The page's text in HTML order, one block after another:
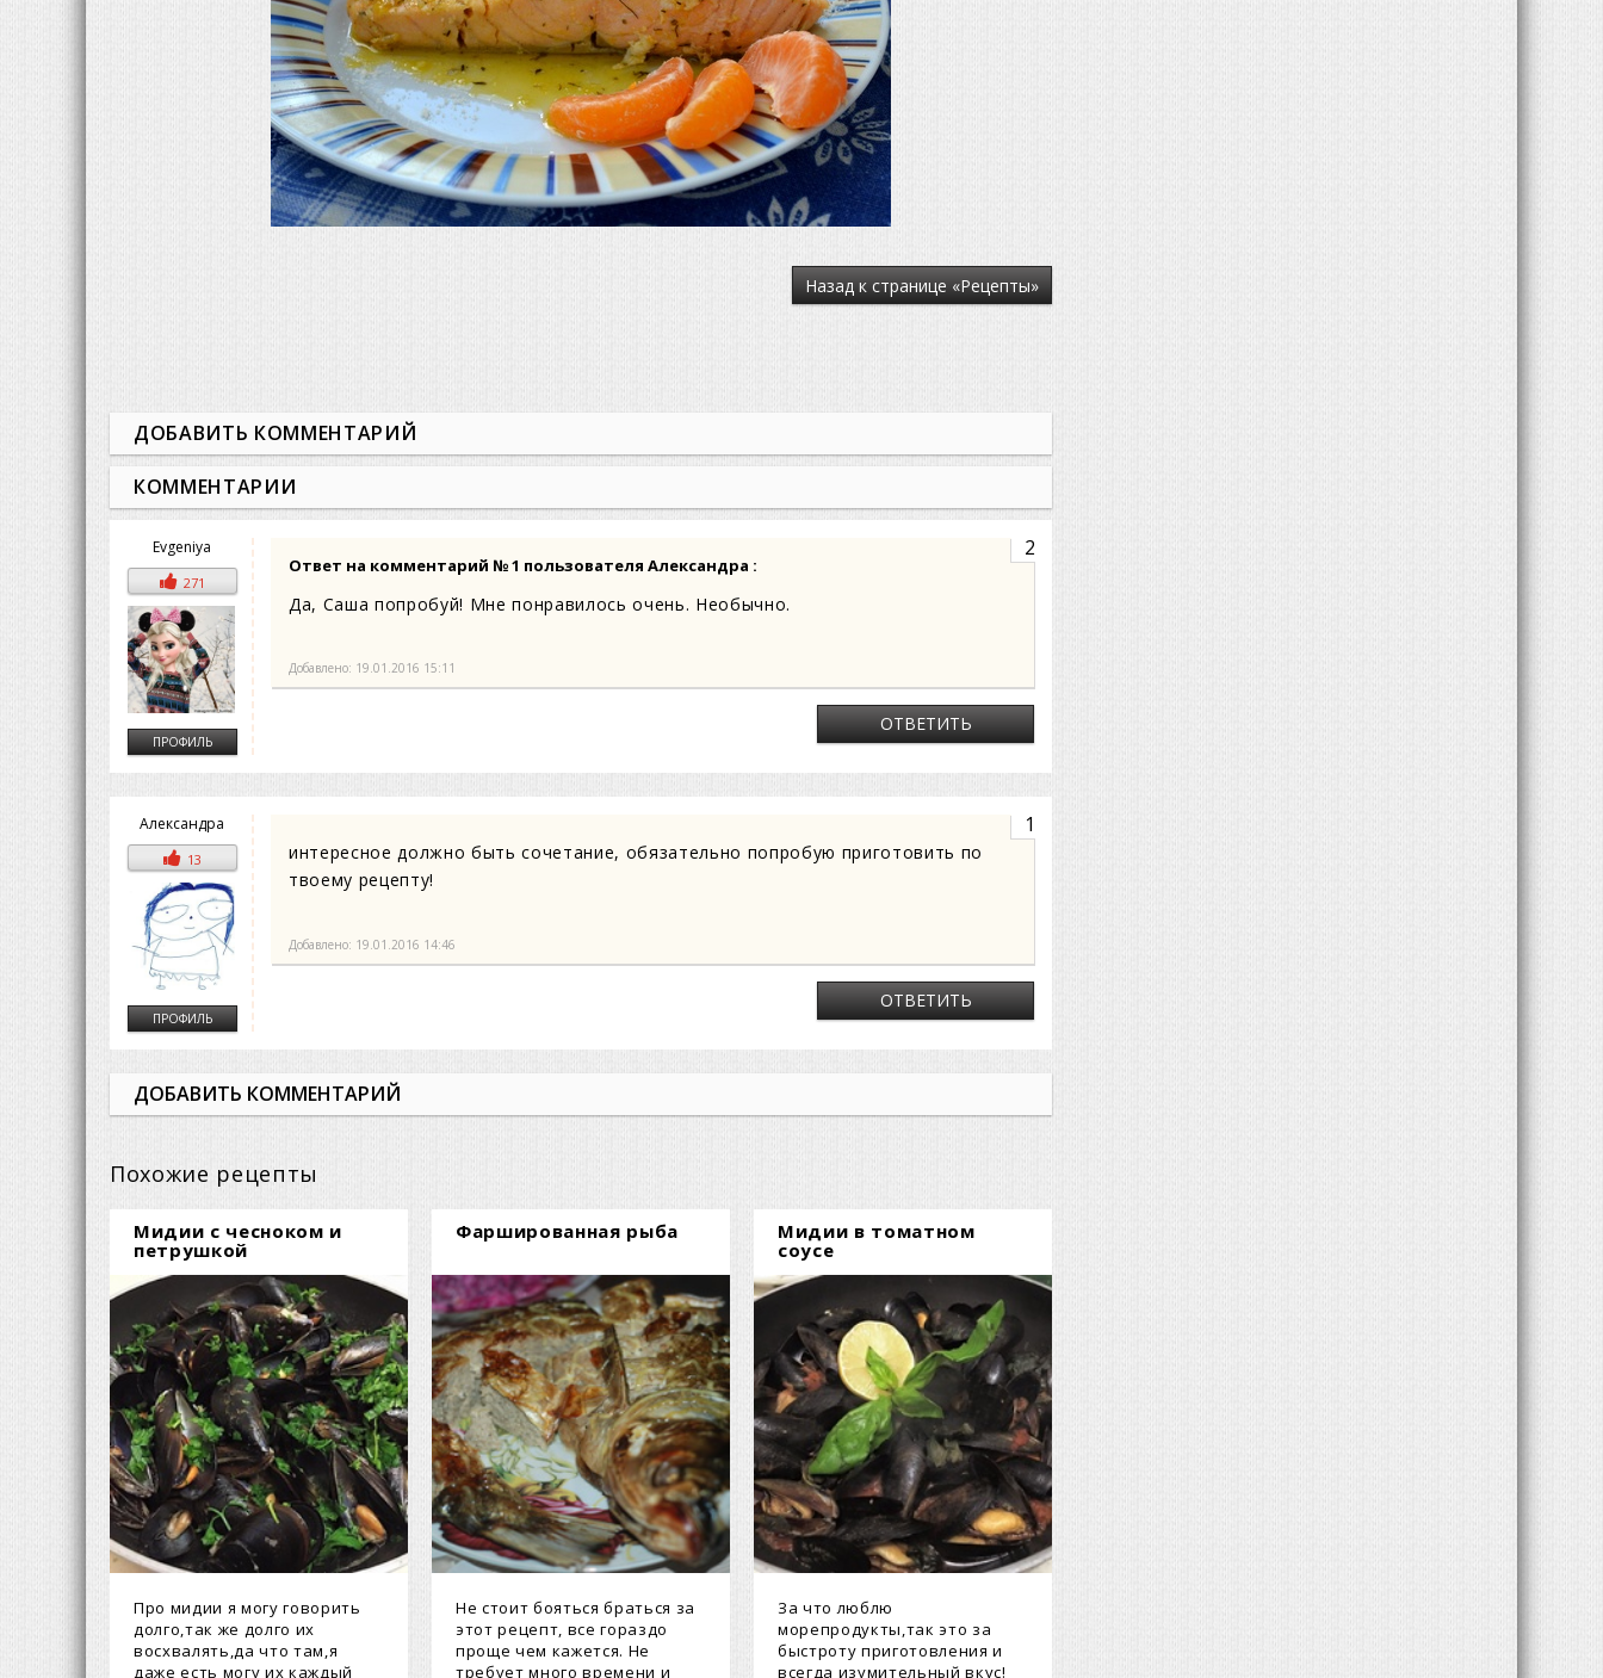
Назад к странице «Рецепты»
ДОБАВИТЬ КОММЕНТАРИЙ
КОММЕНТАРИИ
Evgeniya
271
ПРОФИЛЬ
2
Ответ на комментарий № 1 пользователя Александра :
Да, Саша попробуй! Мне понравилось очень. Необычно.
Добавлено: 19.01.2016 15:11
ОТВЕТИТЬ
Александра
13
ПРОФИЛЬ
1
интересное должно быть сочетание, обязательно попробую приготовить по
твоему рецепту!
Добавлено: 19.01.2016 14:46
ОТВЕТИТЬ
ДОБАВИТЬ КОММЕНТАРИЙ
Похожие рецепты
Мидии с чесноком и
петрушкой
Про мидии я могу говорить
долго,так же долго их
восхвалять,да что там,я
даже есть могу их каждый
Фаршированная рыба
Не стоит бояться браться за
этот рецепт, все гораздо
проще чем кажется. Не
требует много времени и
Мидии в томатном
соусе
За что люблю
морепродукты,так это за
быстроту приготовления и
всегда изумительный вкус!